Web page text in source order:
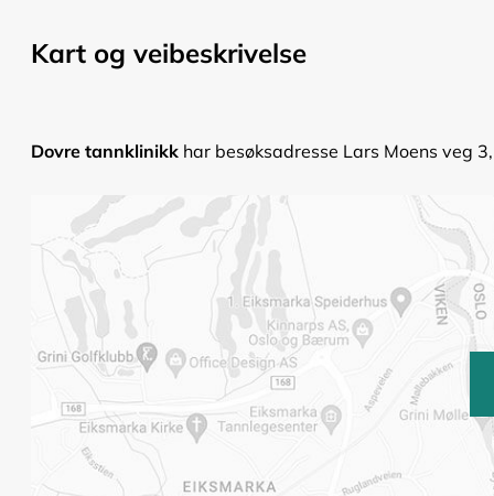
Kart og veibeskrivelse
Dovre tannklinikk har besøksadresse Lars Moens veg